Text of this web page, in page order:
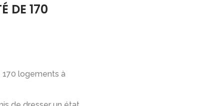
DE 170
logements à